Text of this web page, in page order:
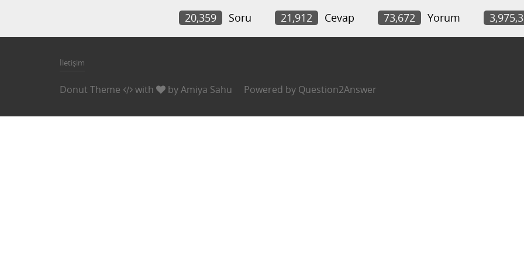
20,359 Soru 21,912 Cevap 73,672 Yorum
İletişim
Donut Theme with byAmiya Sahu Powered by Question2Answer